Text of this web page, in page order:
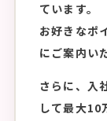
ています。
お好きなポ
にご案内い
さらに、入
して最大10